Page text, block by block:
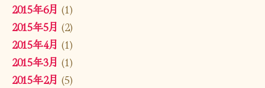
2015年6月 (1)
2015年5月 (2)
2015年4月 (1)
2015年3月 (1)
2015年2月 (5)